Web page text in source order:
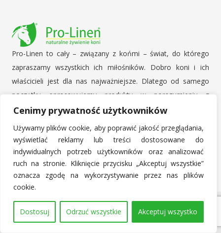
Cenimy prywatność użytkowników
Używamy plików cookie, aby poprawić jakość przeglądania,
wyświetlać reklamy lub treści dostosowane do
indywidualnych potrzeb użytkowników oraz analizować
ruch na stronie. Kliknięcie przycisku „Akceptuj wszystkie”
oznacza zgodę na wykorzystywanie przez nas plików
cookie.
Dostosuj Odrzuć wszystkie Akceptuj wszystko
Pro-Linen to cały – związany z końmi – świat, do którego
zapraszamy wszystkich ich miłośników. Dobro koni i ich
właścicieli jest dla nas najważniejsze. Dlatego od samego
początku opracowujemy produkty w porozumieniu z
hodowcami, zawodnikami i ich trenerami. Konsultujemy się z
naturalnym żywieniu. Uważnie słuchamy opinii Klientów i
uwzględniamy je w naszych planach produkcyjnych.
Pro-Linen © 2017 - 2026 Wszystkie prawa zastrzeżone.
Powered by home.pl